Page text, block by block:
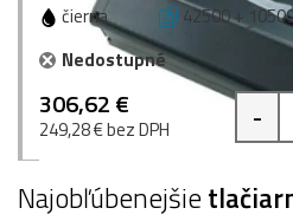
čierna 42500 +
Nedostupné
306,62 €
249,28 € bez DPH -
Najobľúbenejšie